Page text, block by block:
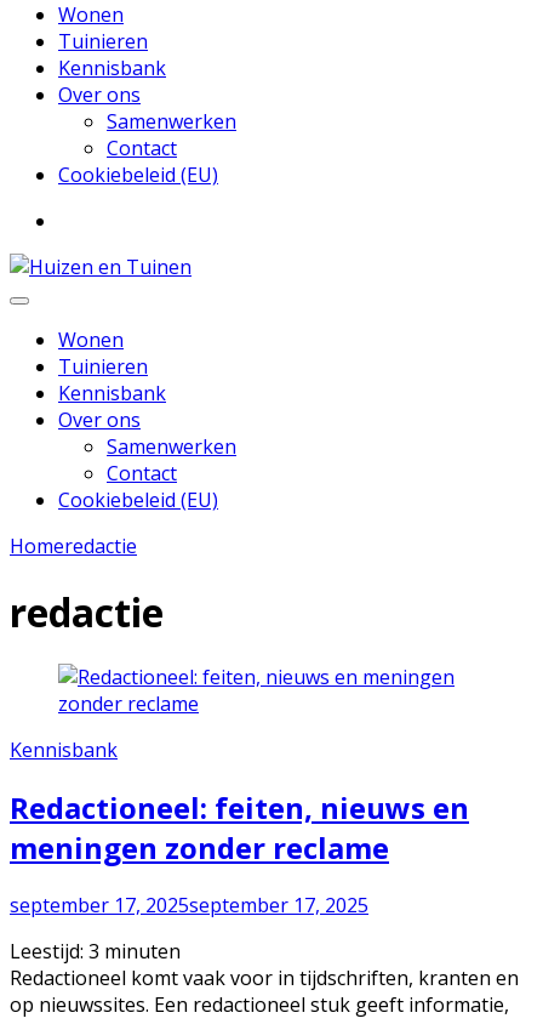
Wonen
Tuinieren
Kennisbank
Over ons
Samenwerken
Contact
Cookiebeleid (EU)
Huizen en Tuinen
Inspiratie voor wonen en tuinieren
Wonen
Tuinieren
Kennisbank
Over ons
Samenwerken
Contact
Cookiebeleid (EU)
Homeredactie
redactie
Kennisbank
Redactioneel: feiten, nieuws en
meningen zonder reclame
september 17, 2025september 17, 2025
Leestijd: 3 minuten
Redactioneel komt vaak voor in tijdschriften, kranten en
op nieuwssites. Een redactioneel stuk geeft informatie,